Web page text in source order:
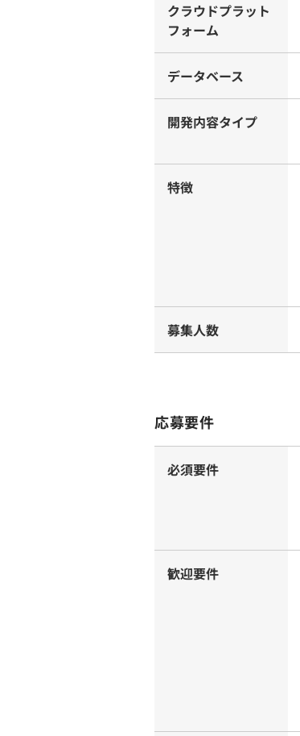
クラウドプラット
フォーム
データベース
開発内容タイプ
特徴
募集人数
応募要件
必須要件
歓迎要件